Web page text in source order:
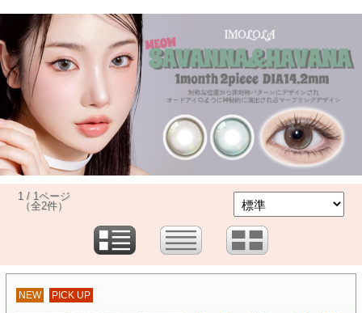
1 / 1ページ
（全2件）
NEW PICK UP